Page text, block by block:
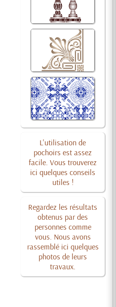
L'utilisation de
pochoirs est assez
facile. Vous trouverez
ici quelques conseils
utiles !
Regardez les résultats
obtenus par des
personnes comme
vous. Nous avons
rassemblé ici quelques
photos de leurs
travaux.